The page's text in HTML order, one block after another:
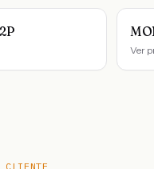
Ver
CLIENTE